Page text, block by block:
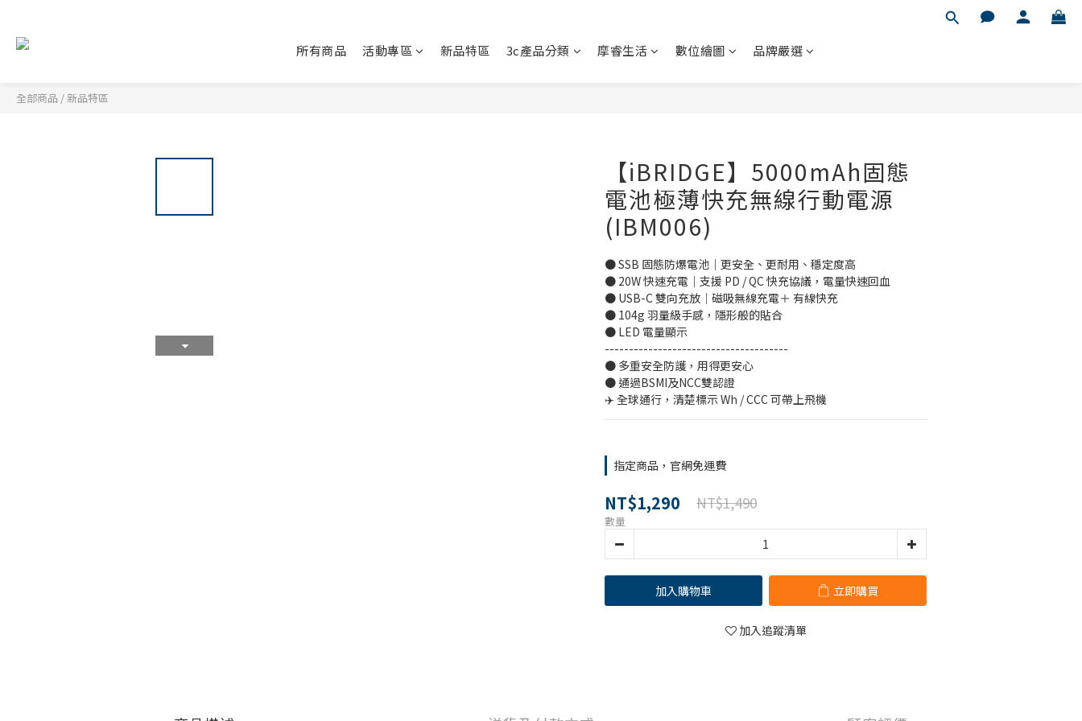
所有商品 活動專區 新品特區 3c產品分類 摩睿生活 數位繪圖 品牌嚴選
全部商品 /新品特區
【iBRIDGE】5000mAh固態
電池極薄快充無線行動電源
(IBM006)
● SSB 固態防爆電池｜更安全、更耐用、穩定度高
● 20W 快速充電｜支援 PD / QC 快充協議，電量快速回血
● USB-C 雙向充放｜磁吸無線充電＋ 有線快充
● 104g 羽量級手感，隱形般的貼合
● LED 電量顯示
--------------------------------------
● 多重安全防護，用得更安心
● 通過BSMI及NCC雙認證
✈️ 全球通行，清楚標示 Wh / CCC 可帶上飛機
指定商品，官網免運費
NT$1,290 NT$1,490
數量
加入購物車 立即購買
加入追蹤清單